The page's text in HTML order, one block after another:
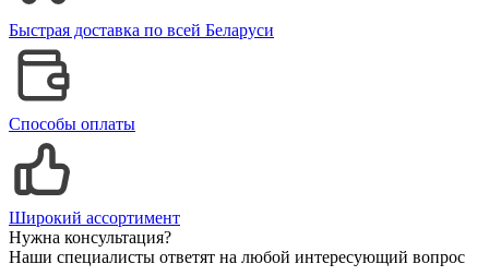
Быстрая доставка по всей Беларуси
Способы оплаты
Широкий ассортимент
Нужна консультация?
Наши специалисты ответят на любой интересующий вопрос